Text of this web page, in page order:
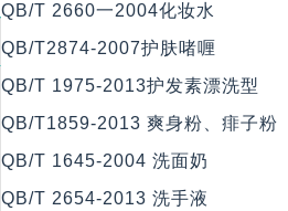
QB/T 2660一2004化妆水
QB/T2874-2007护肤啫喱
QB/T 1975-2013护发素漂洗型
QB/T1859-2013 爽身粉、痱子粉
QB/T 1645-2004 洗面奶
QB/T 2654-2013 洗手液